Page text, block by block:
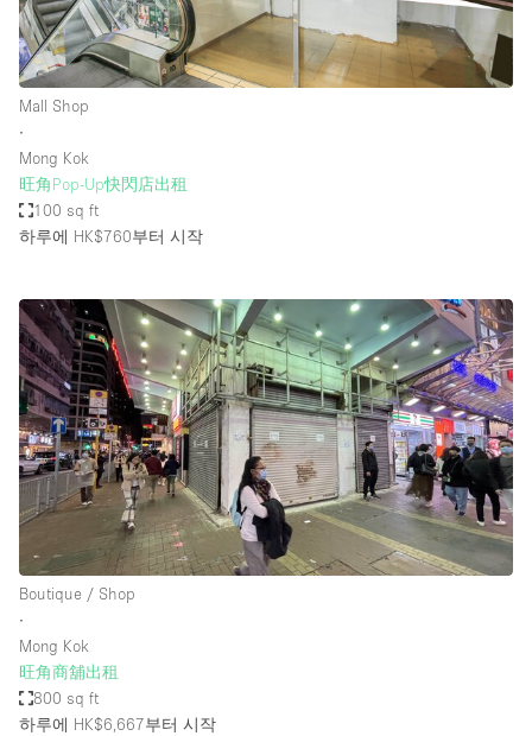
Mall Shop
∙
Mong Kok
旺角Pop-Up快閃店出租
100 sq ft
하루에 HK$760부터 시작
Boutique / Shop
∙
Mong Kok
旺角商舖出租
800 sq ft
하루에 HK$6,667부터 시작